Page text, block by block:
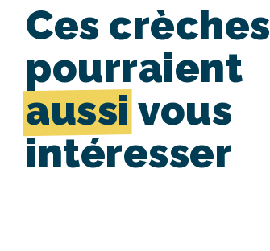
Ces crèches
pourraient
aussi vous
intéresser